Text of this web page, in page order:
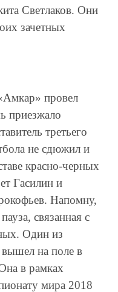
Светлаков. Они
зачетных
провел
приезжало
третьего
не сдюжил и
красно-черных
Гасилин и
Напомну,
связанная с
Один из
вышел на поле в
в рамках
мира 2018